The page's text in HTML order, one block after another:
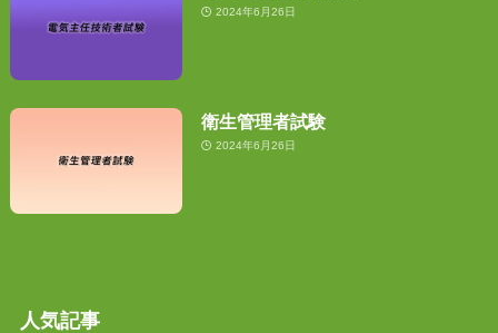
2024年6月26日
衛生管理者試験
2024年6月26日
人気記事